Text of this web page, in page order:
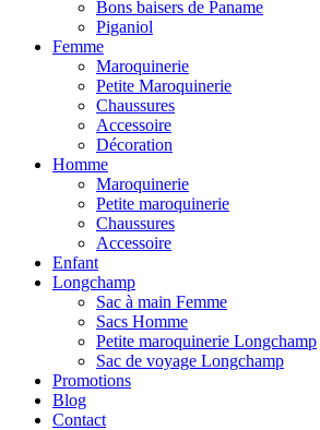
Bons baisers de Paname
Piganiol
Femme
Maroquinerie
Petite Maroquinerie
Chaussures
Accessoire
Décoration
Homme
Maroquinerie
Petite maroquinerie
Chaussures
Accessoire
Enfant
Longchamp
Sac à main Femme
Sacs Homme
Petite maroquinerie Longchamp
Sac de voyage Longchamp
Promotions
Blog
Contact